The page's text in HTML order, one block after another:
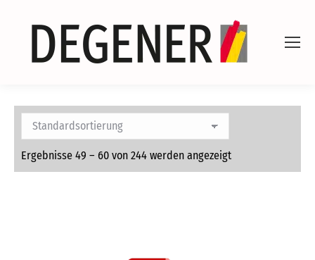
Ergebnisse 49 – 60 von 244 werden angezeigt